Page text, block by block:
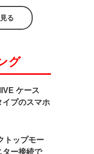
る
グ
ケース
イプのスマホ
トップモー
ター接続で